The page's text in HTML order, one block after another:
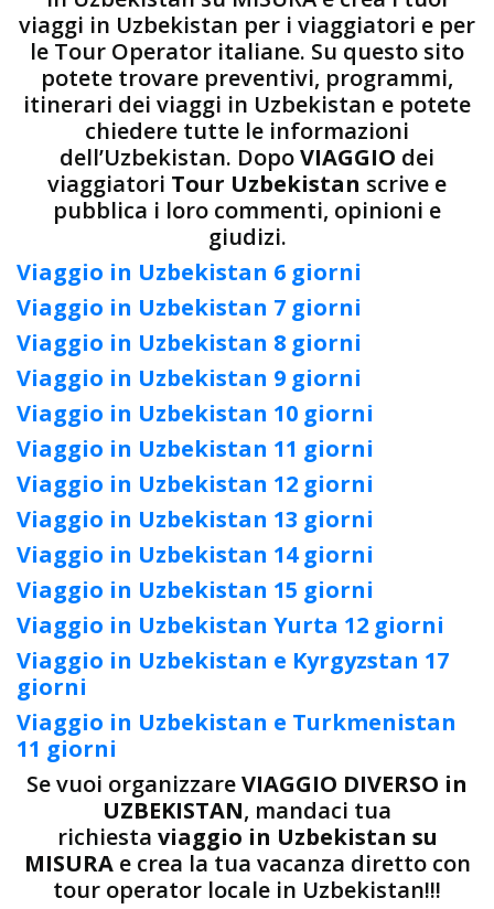
viaggi in Uzbekistan per i viaggiatori e per
le Tour Operator italiane. Su questo sito
potete trovare preventivi, programmi,
itinerari dei viaggi in Uzbekistan e potete
chiedere tutte le informazioni
dell’Uzbekistan. DopoVIAGGIO dei
viaggiatori Tour Uzbekistan scrive e
pubblica i loro commenti, opinioni e
giudizi.
Viaggio in Uzbekistan 6 giorni
Viaggio in Uzbekistan 7 giorni
Viaggio in Uzbekistan 8 giorni
Viaggio in Uzbekistan 9 giorni
Viaggio in Uzbekistan 10 giorni
Viaggio in Uzbekistan 11 giorni
Viaggio in Uzbekistan 12 giorni
Viaggio in Uzbekistan 13 giorni
Viaggio in Uzbekistan 14 giorni
Viaggio in Uzbekistan 15 giorni
Viaggio in Uzbekistan Yurta 12 giorni
Viaggio in Uzbekistan e Kyrgyzstan 17
giorni
Viaggio in Uzbekistan e Turkmenistan
11 giorni
Se vuoi organizzareVIAGGIO DIVERSO in
UZBEKISTAN, mandaci tua
richiesta viaggio in Uzbekistan su
MISURA e crea la tua vacanza diretto con
tour operator locale in Uzbekistan!!!